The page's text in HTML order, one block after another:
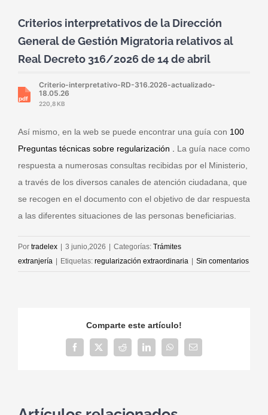
Criterios interpretativos de la Dirección
General de Gestión Migratoria relativos al
Real Decreto 316/2026 de 14 de abril
Criterio-interpretativo-RD-316.2026-actualizado-
18.05.26
220,8 KB
Así mismo, en la web se puede encontrar una guía con 100
Preguntas técnicas sobre regularización .
La guía nace como
respuesta a numerosas consultas recibidas por el Ministerio,
a través de los diversos canales de atención ciudadana, que
se recogen en el documento con el objetivo de dar respuesta
a las diferentes situaciones de las personas beneficiarias.
Por tradelex 3 junio,2026 Categorías: Trámites
extranjería
Etiquetas: regularización extraordinaria Sin comentarios
Comparte este artículo!
Facebook
X Reddit LinkedInWhatsAppCorreo
electrónico